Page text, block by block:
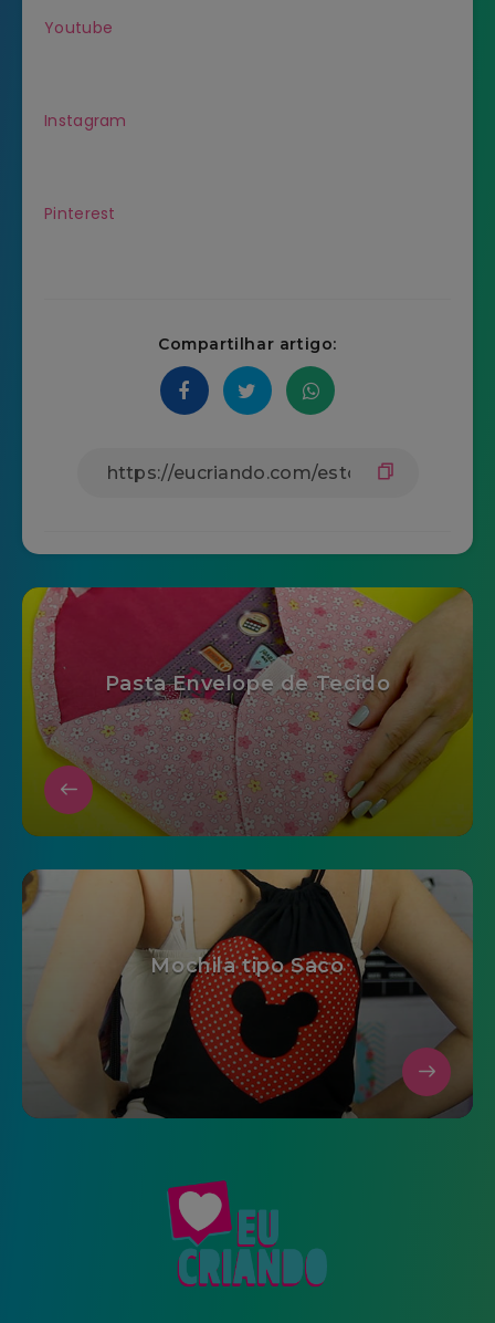
Youtube
Instagram
Pinterest
Compartilhar artigo:
Pasta Envelope de Tecido
Mochila tipo Saco